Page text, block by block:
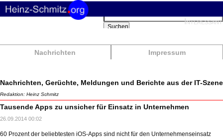
Nachrichten Impressum
Suchbegriffe
Suchen
Nachrichten, Gerüchte, Meldungen und Berichte aus der IT-Szene
Redaktion: Heinz Schmitz
Tausende Apps zu unsicher für Einsatz in Unternehmen
26.09.2014 00:02
60 Prozent der beliebtesten iOS-Apps sind nicht für den Unternehmenseinsatz